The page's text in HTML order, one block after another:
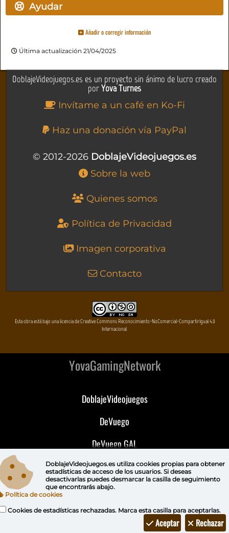
Ayudar
Añadir o corregir información
Última actualización 21/04/2025
DoblajeVideojuegos.es es un proyecto sin ánimo de lucro creado
porYova Turnes
Invítame a un café en Ko-Fi
Haz una donación vía PayPal
© 2012-2026 DoblajeVideojuegos.es
Sobre la web
Quienes somos
Política de Privacidad
Imagen corporativa
Contacto
Esta obra está bajo una licencia de Creative Commons Reconocimiento-NoComercial-CompartirIgual 4.0
Internacional
YovaGamingNetwork
DoblajeVideojuegos
DeVuego
DeVuego GAL
DeVuego LATAM
DeVuego Portugal
DoblajeVideojuegos.es utiliza cookies propiaspara obtener
estadísticas de acceso de los usuarios. Si deseas
desactivarlas puedes desmarcar la casilla de seguimiento
que encontrarás abajo.
Política de cookies
Cookies de estadísticas rechazadas. Marca esta casilla para aceptarlas.
Rechazar
Aceptar